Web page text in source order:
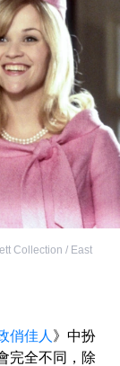
Collection / East
俏佳人 》中扮
完全不同，除